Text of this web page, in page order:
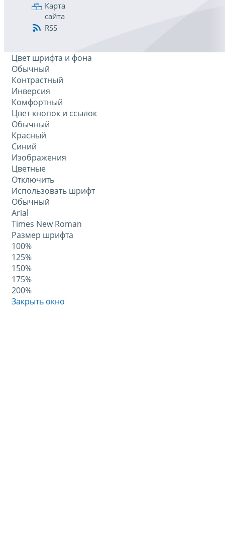
Карта
сайта
RSS
Цвет шрифта и фона
Обычный
Контрастный
Инверсия
Комфортный
Цвет кнопок и ссылок
Обычный
Красный
Синий
Изображения
Цветные
Отключить
Использовать шрифт
Обычный
Arial
Times New Roman
Размер шрифта
100%
125%
150%
175%
200%
Закрыть окно